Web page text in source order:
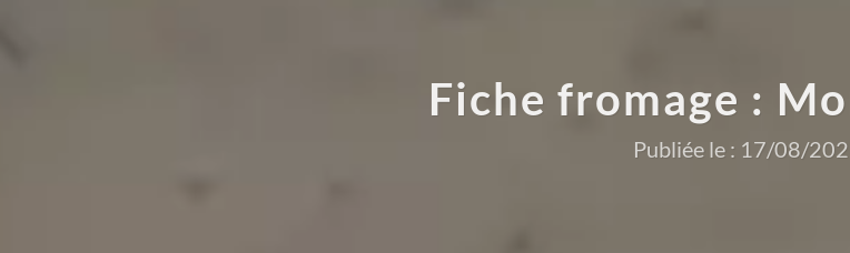
Fiche fromage :
Publiée le : 17/08/